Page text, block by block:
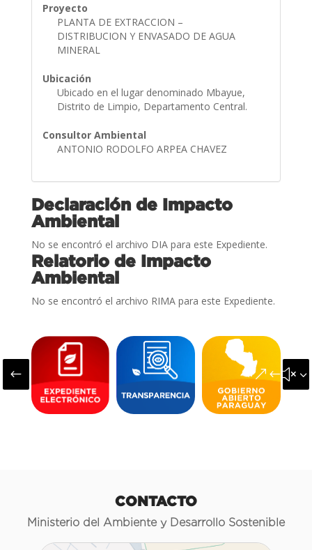
Proyecto
PLANTA DE EXTRACCION –
DISTRIBUCION Y ENVASADO DE AGUA
MINERAL
Ubicación
Ubicado en el lugar denominado Mbayue,
Distrito de Limpio, Departamento Central.
Consultor Ambiental
ANTONIO RODOLFO ARPEA CHAVEZ
Declaración de Impacto
Ambiental
No se encontró el archivo DIA para este Expediente.
Relatorio de Impacto
Ambiental
No se encontró el archivo RIMA para este Expediente.
#
CONTACTO
Ministerio del Ambiente y Desarrollo Sostenible